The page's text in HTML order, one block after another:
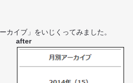
カイブ」をいじくってみました。
after